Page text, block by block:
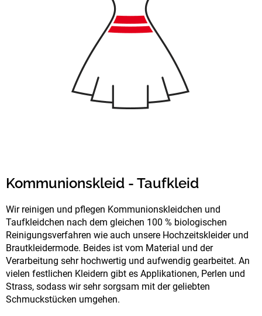
Kommunionskleid - Taufkleid
Wir reinigen und pflegen Kommunionskleidchen und
Taufkleidchen nach dem gleichen 100 % biologischen
Reinigungsverfahren wie auch unsere Hochzeitskleider und
Brautkleidermode. Beides ist vom Material und der
Verarbeitung sehr hochwertig und aufwendig gearbeitet. An
vielen festlichen Kleidern gibt es Applikationen, Perlen und
Strass, sodass wir sehr sorgsam mit der geliebten
Schmuckstücken umgehen.